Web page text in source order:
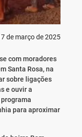
de março de 2025
com moradores
Santa Rosa, na
sobre ligações
e ouvir a
para aproximar